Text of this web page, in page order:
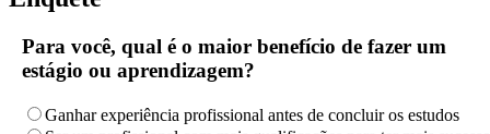
Para você, qual é o maior benefício de fazer um
estágio ou aprendizagem?
Ganhar experiência profissional antes de concluir os estudos